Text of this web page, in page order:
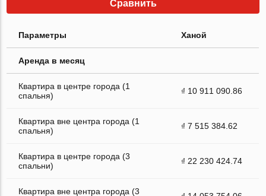
Сравнить
Параметры Ханой
Аренда в месяц
Квартира в центре города (1
спальня)
₫ 10 911 090.86
Квартира вне центра города (1
спальня)
₫ 7 515 384.62
Квартира в центре города (3
спальни)
₫ 22 230 424.74
Квартира вне центра города (3